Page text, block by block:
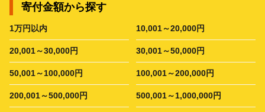
寄付金額から探す
1万円以内 10,001～20,000円
20,001～30,000円 30,001～50,000円
50,001～100,000円 100,001～200,000円
200,001～500,000円 500,001～1,000,000円